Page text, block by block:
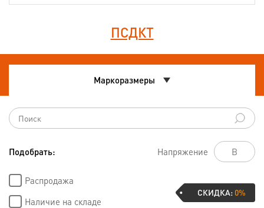
ПСДКТ
Маркоразмеры
Подобрать: Напряжение
Распродажа
Наличие на складе
СКИДКА:0%